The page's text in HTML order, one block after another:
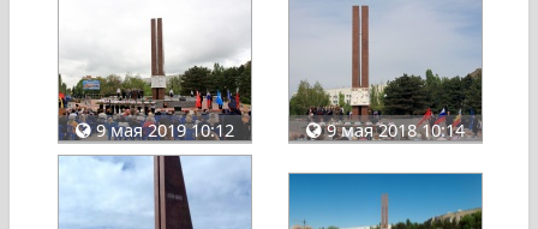
9 мая 2019 10:12 9 мая 2018 10:14